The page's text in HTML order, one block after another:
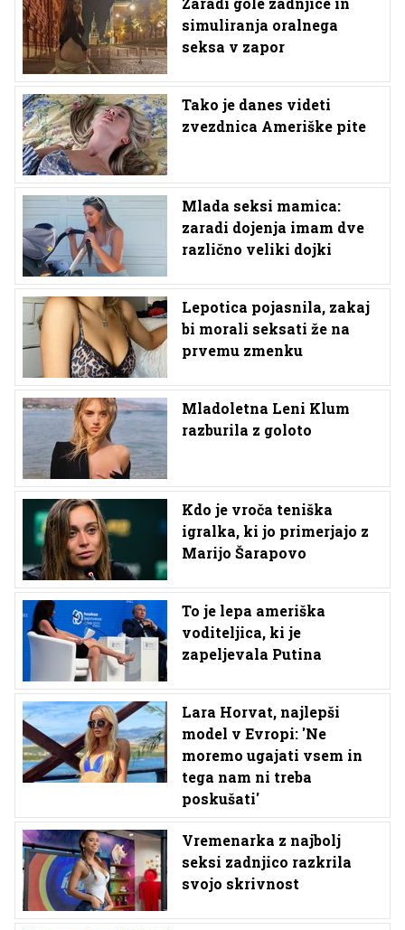
simuliranja oralnega
seksa v zapor
Tako je danes videti
zvezdnica Ameriške pite
Mlada seksi mamica:
zaradi dojenja imam dve
različno veliki dojki
Lepotica pojasnila, zakaj
bi morali seksati že na
prvemu zmenku
Mladoletna Leni Klum
razburila z goloto
Kdo je vroča teniška
igralka, ki jo primerjajo z
Marijo Šarapovo
To je lepa ameriška
voditeljica, ki je
zapeljevala Putina
Lara Horvat, najlepši
model v Evropi: 'Ne
moremo ugajati vsem in
tega nam ni treba
poskušati'
Vremenarka z najbolj
seksi zadnjico razkrila
svojo skrivnost